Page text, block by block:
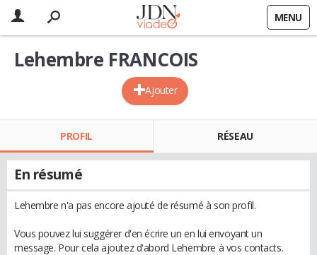
MENU
Ajouter
Lehembre FRANCOIS
PROFIL RÉSEAU
En résumé
Lehembre n'a pas encore ajouté de résumé à son profil.
Vous pouvez lui suggérer d'en écrire un en lui envoyant un
message. Pour cela ajoutez d'abord Lehembre à vos contacts.